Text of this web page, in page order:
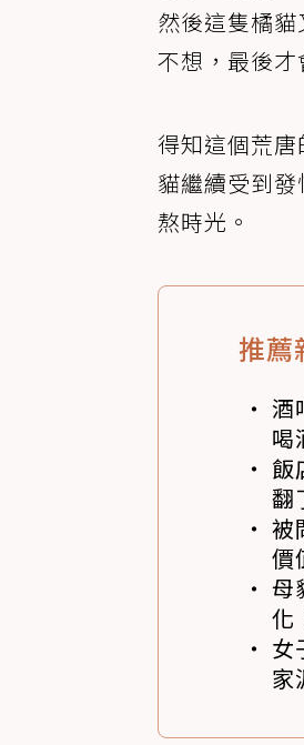
然後這隻橘
不想，最後才
得知這個荒
貓繼續受到
熬時光。
推薦
酒
喝
飯
翻
被
價
母
化
女
家